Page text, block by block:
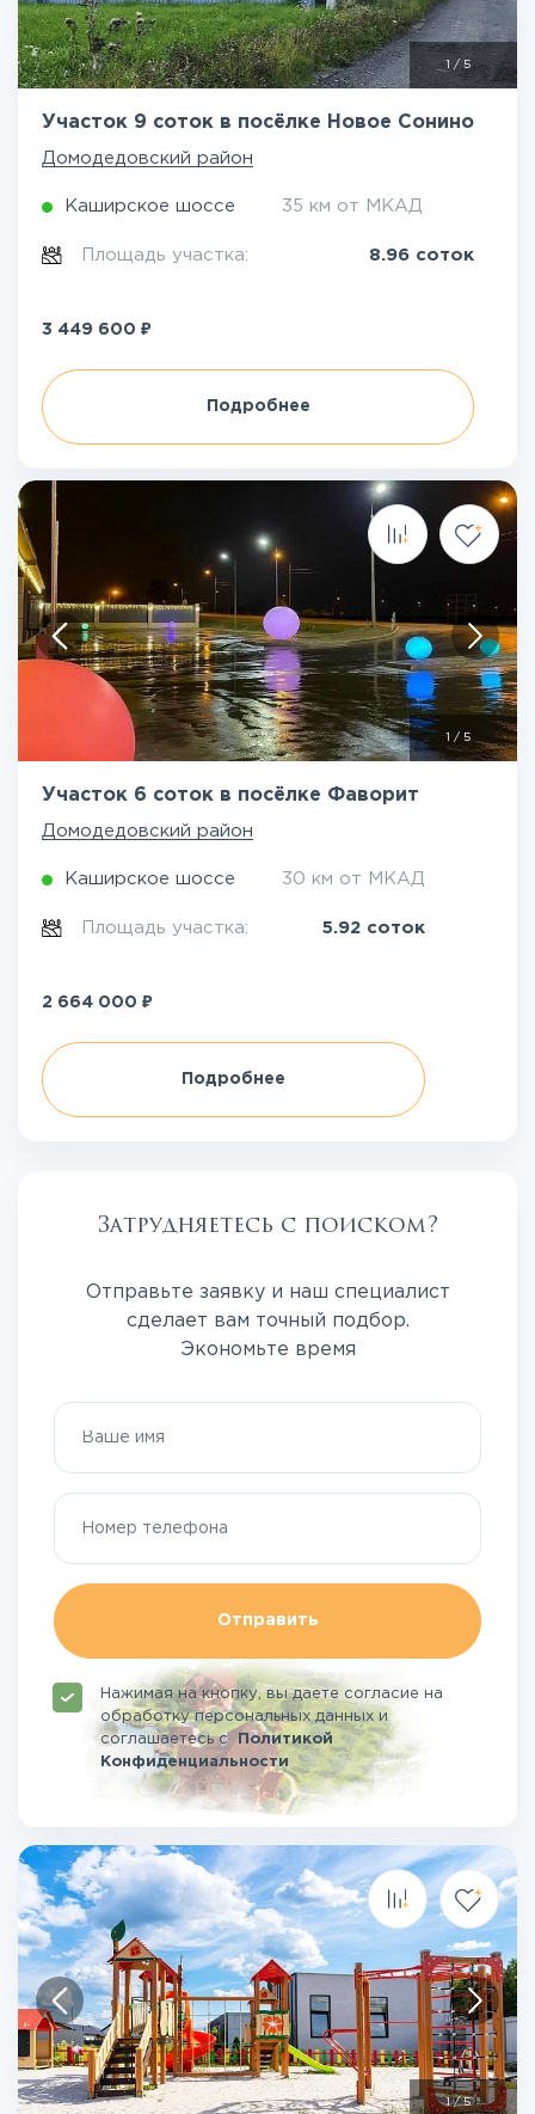
1/ 5
Участок 9 соток в посёлке Новое Сонино
Домодедовский район
Каширское шоссе 35 км от МКАД
Площадь участка: 8.96 соток
3 449 600 ₽
Подробнее
/ 5
Участок 6 соток в посёлке Фаворит
Домодедовский район
Каширское шоссе 30 км от МКАД
Площадь участка: 5.92 соток
2 664 000 ₽
Подробнее
Затрудняетесь с поиском?
Отправьте заявку и наш специалист
сделает вам точный подбор.
Экономьте время
Отправить
Нажимая на кнопку, вы даете согласие на
обработку персональных данных и
соглашаетесьсПолитикой
Конфиденциальности
1/5